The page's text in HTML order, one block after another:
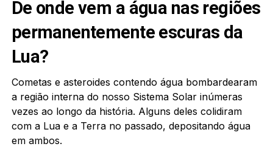
De onde vem a água nas regiões
permanentemente escuras da
Lua?
Cometas e asteroides contendo água bombardearam
a região interna do nosso Sistema Solar inúmeras
vezes ao longo da história. Alguns deles colidiram
com a Lua e a Terra no passado, depositando água
em ambos.